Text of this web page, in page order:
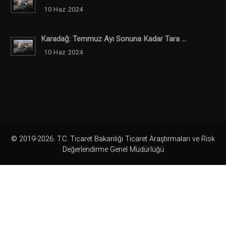
10 Haz 2024
Karadağ: Temmuz Ayı Sonuna Kadar Tara ...
10 Haz 2024
© 2019-2026. T.C. Ticaret Bakanlığı Ticaret Araştırmaları ve Risk
Değerlendirme Genel Müdürlüğü